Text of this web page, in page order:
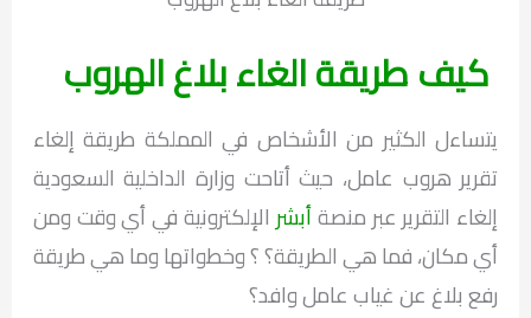
كيف طريقة الغاء بلاغ الهروب
يتساءل الكثير من الأشخاص في المملكة طريقة إلغاء
تقرير هروب عامل، حيث أتاحت وزارة الداخلية السعودية
إلغاء التقرير عبر منصةأبشر الإلكترونية في أي وقت ومن
أي مكان، فما هي الطريقة؟ ؟ وخطواتها وما هي طريقة
رفع بلاغ عن غياب عامل وافد؟